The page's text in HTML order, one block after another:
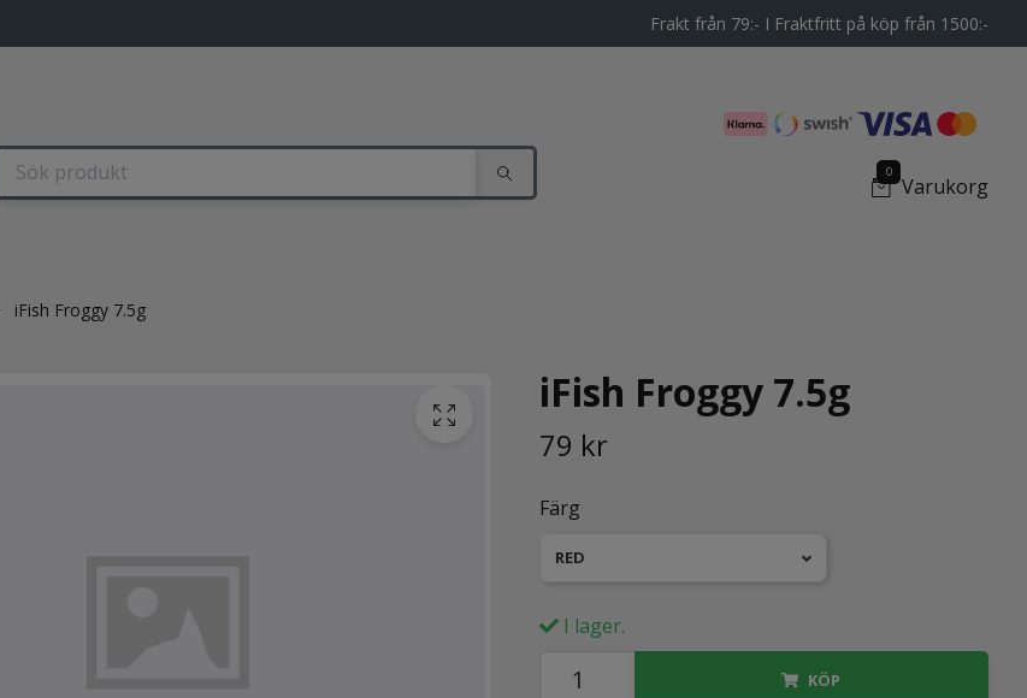
Frakt från 79:- I Fraktfritt på köp från 1500:-
0
Varukorg
iFish Froggy 7.5g
iFish Froggy 7.5g
79 kr
Färg
RED
I lager.
KÖP